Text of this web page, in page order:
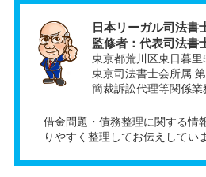
日本リーガル司法書
監修者：代表司法書
東京都荒川区東日暮
東京司法書士会所属
簡裁訴訟代理等関係
借金問題・債務整理に関する情
りやすく整理してお伝えしてい